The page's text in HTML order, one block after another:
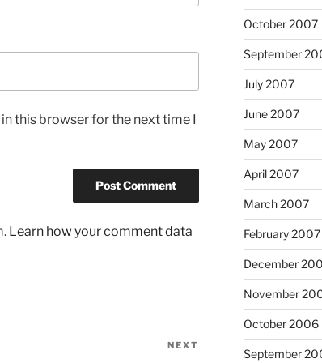
this browser for the next time I
Learn how your comment data
NEXT
October 2007
September
July 2007
June 2007
May 2007
April 2007
March 2007
February 2007
December
November
October 2006
September